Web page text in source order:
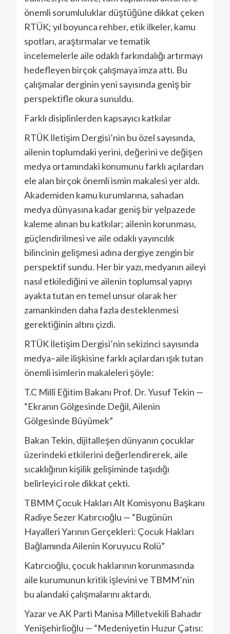
önemli sorumluluklar düştüğüne dikkat çeken
RTÜK; yıl boyunca rehber, etik ilkeler, kamu
spotları, araştırmalar ve tematik
incelemelerle aile odaklı farkındalığı artırmayı
hedefleyen birçok çalışmaya imza attı. Bu
çalışmalar derginin yeni sayısında geniş bir
perspektifle okura sunuldu.
Farklı disiplinlerden kapsayıcı katkılar
RTÜK İletişim Dergisi’nin bu özel sayısında,
ailenin toplumdaki yerini, değerini ve değişen
medya ortamındaki konumunu farklı açılardan
ele alan birçok önemli ismin makalesi yer aldı.
Akademiden kamu kurumlarına, sahadan
medya dünyasına kadar geniş bir yelpazede
kaleme alınan bu katkılar; ailenin korunması,
güçlendirilmesi ve aile odaklı yayıncılık
bilincinin gelişmesi adına dergiye zengin bir
perspektif sundu. Her bir yazı, medyanın aileyi
nasıl etkilediğini ve ailenin toplumsal yapıyı
ayakta tutan en temel unsur olarak her
zamankinden daha fazla desteklenmesi
gerektiğinin altını çizdi.
RTÜK İletişim Dergisi’nin sekizinci sayısında
medya–aile ilişkisine farklı açılardan ışık tutan
önemli isimlerin makaleleri şöyle:
T.C Millî Eğitim Bakanı Prof. Dr. Yusuf Tekin —
“Ekranın Gölgesinde Değil, Ailenin
Gölgesinde Büyümek”
Bakan Tekin, dijitalleşen dünyanın çocuklar
üzerindeki etkilerini değerlendirerek, aile
sıcaklığının kişilik gelişiminde taşıdığı
belirleyici role dikkat çekti.
TBMM Çocuk Hakları Alt Komisyonu Başkanı
Radiye Sezer Katırcıoğlu — “Bugünün
Hayalleri Yarının Gerçekleri: Çocuk Hakları
Bağlamında Ailenin Koruyucu Rolü”
Katırcıoğlu, çocuk haklarının korunmasında
aile kurumunun kritik işlevini ve TBMM’nin
bu alandaki çalışmalarını aktardı.
Yazar ve AK Parti Manisa Milletvekili Bahadır
Yenişehirlioğlu — “Medeniyetin Huzur Çatısı: